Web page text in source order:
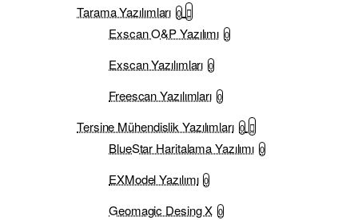
Tarama Yazılımları 0
Exscan O&P Yazılımı 0
Exscan Yazılımları 0
Freescan Yazılımları 0
Tersine Mühendislik Yazılımları 0
BlueStar Haritalama Yazılımı 0
EXModel Yazılımı 0
Geomagic Desing X 0